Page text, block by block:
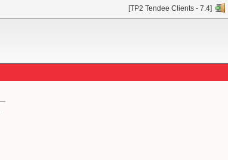
[TP2 Tendee Clients - 7.4]